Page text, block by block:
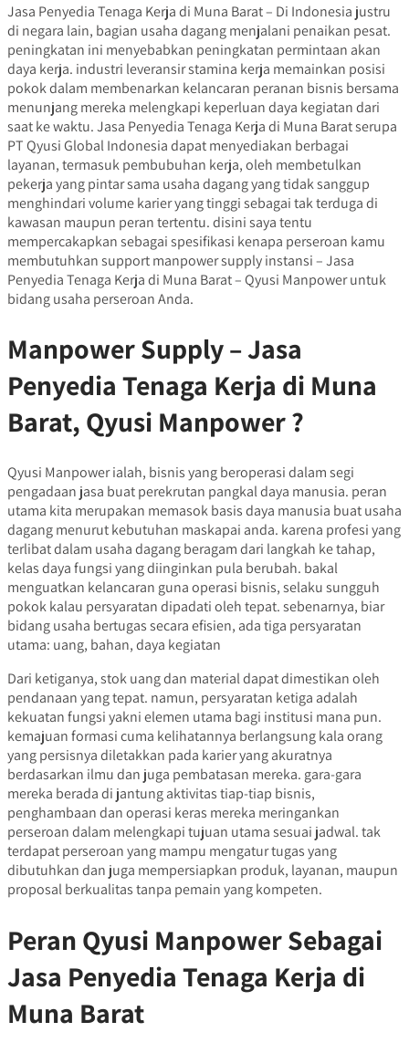
Jasa Penyedia Tenaga Kerja di Muna Barat – Di Indonesia justru
di negara lain, bagian usaha dagang menjalani penaikan pesat.
peningkatan ini menyebabkan peningkatan permintaan akan
daya kerja. industri leveransir stamina kerja memainkan posisi
pokok dalam membenarkan kelancaran peranan bisnis bersama
menunjang mereka melengkapi keperluan daya kegiatan dari
saat ke waktu. Jasa Penyedia Tenaga Kerja di Muna Barat serupa
PT Qyusi Global Indonesia dapat menyediakan berbagai
layanan, termasuk pembubuhan kerja, oleh membetulkan
pekerja yang pintar sama usaha dagang yang tidak sanggup
menghindari volume karier yang tinggi sebagai tak terduga di
kawasan maupun peran tertentu. disini saya tentu
mempercakapkan sebagai spesifikasi kenapa perseroan kamu
membutuhkan support manpower supply instansi – Jasa
Penyedia Tenaga Kerja di Muna Barat – Qyusi Manpower untuk
bidang usaha perseroan Anda.
Manpower Supply – Jasa
Penyedia Tenaga Kerja di Muna
Barat, Qyusi Manpower ?
Qyusi Manpower ialah, bisnis yang beroperasi dalam segi
pengadaan jasa buat perekrutan pangkal daya manusia. peran
utama kita merupakan memasok basis daya manusia buat usaha
dagang menurut kebutuhan maskapai anda. karena profesi yang
terlibat dalam usaha dagang beragam dari langkah ke tahap,
kelas daya fungsi yang diinginkan pula berubah. bakal
menguatkan kelancaran guna operasi bisnis, selaku sungguh
pokok kalau persyaratan dipadati oleh tepat. sebenarnya, biar
bidang usaha bertugas secara efisien, ada tiga persyaratan
utama: uang, bahan, daya kegiatan
Dari ketiganya, stok uang dan material dapat dimestikan oleh
pendanaan yang tepat. namun, persyaratan ketiga adalah
kekuatan fungsi yakni elemen utama bagi institusi mana pun.
kemajuan formasi cuma kelihatannya berlangsung kala orang
yang persisnya diletakkan pada karier yang akuratnya
berdasarkan ilmu dan juga pembatasan mereka. gara-gara
mereka berada di jantung aktivitas tiap-tiap bisnis,
penghambaan dan operasi keras mereka meringankan
perseroan dalam melengkapi tujuan utama sesuai jadwal. tak
terdapat perseroan yang mampu mengatur tugas yang
dibutuhkan dan juga mempersiapkan produk, layanan, maupun
proposal berkualitas tanpa pemain yang kompeten.
Peran Qyusi Manpower Sebagai
Jasa Penyedia Tenaga Kerja di
Muna Barat